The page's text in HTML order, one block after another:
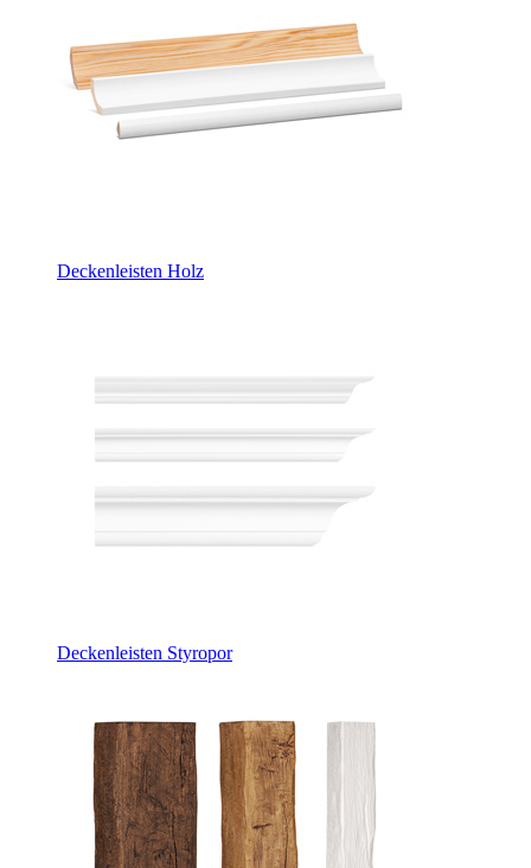
Deckenleisten Holz
Deckenleisten Styropor